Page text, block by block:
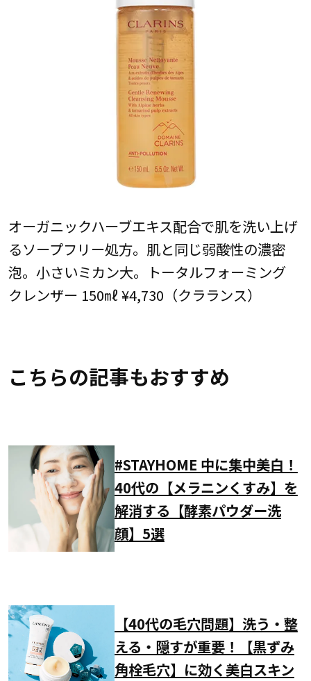
オーガニックハーブエキス配合で肌を洗い上げ
るソープフリー処方。肌と同じ弱酸性の濃密
泡。小さいミカン大。トータルフォーミング
クレンザー 150㎖ ¥4,730（クラランス）
こちらの記事もおすすめ
#STAYHOME 中に集中美白！
40代の【メラニンくすみ】を
解消する【酵素パウダー洗
顔】5選
【40代の毛穴問題】洗う・整
える・隠すが重要！【黒ずみ
角栓毛穴】に効く美白スキン